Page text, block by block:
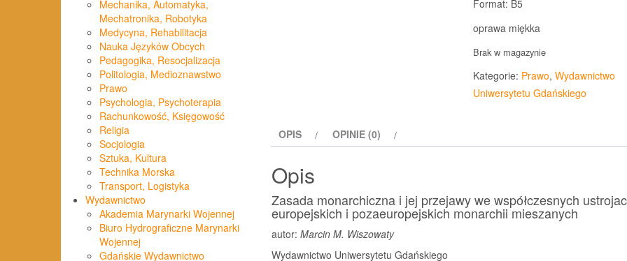
Mechanika, Automatyka,
Mechatronika, Robotyka
Medycyna, Rehabilitacja
Nauka Języków Obcych
Pedagogika, Resocjalizacja
Politologia, Medioznawstwo
Prawo
Psychologia, Psychoterapia
Rachunkowość, Księgowość
Religia
Socjologia
Sztuka, Kultura
Technika Morska
Transport, Logistyka
Wydawnictwo
Akademia Marynarki Wojennej
Biuro Hydrograficzne Marynarki
Wojennej
Gdańskie Wydawnictwo
Format: B5
oprawa miękka
Brak w magazynie
Kategorie: Prawo, Wydawnictwo
Uniwersytetu Gdańskiego
OPIS OPINIE (0)
Opis
Zasada monarchiczna i jej przejawy we współczesnych
europejskich i pozaeuropejskich monarchii mieszanych
autor: Marcin M. Wiszowaty
Wydawnictwo Uniwersytetu Gdańskiego